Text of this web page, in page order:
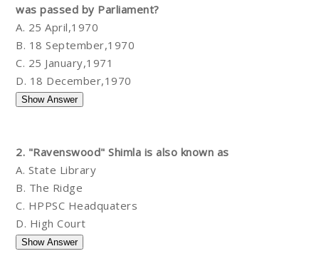
was passed by Parliament?
A. 25 April,1970
B. 18 September,1970
C. 25 January,1971
D. 18 December,1970
2. "Ravenswood" Shimla is also known as
A. State Library
B. The Ridge
C. HPPSC Headquaters
D. High Court